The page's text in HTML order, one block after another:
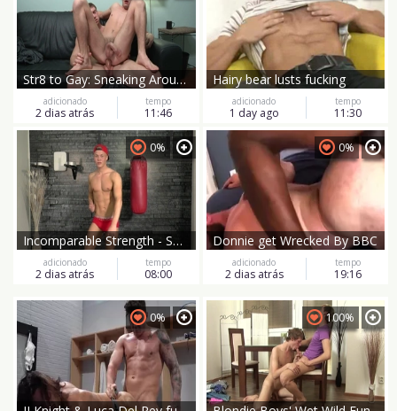
Str8 to Gay: Sneaking Around
adicionado
2 dias atrás
tempo
11:46
Hairy bear lusts fucking
adicionado
1 day ago
tempo
11:30
Incomparable Strength - Solo Thrill
0%
adicionado
2 dias atrás
tempo
08:00
Donnie get Wrecked By BBC
0%
adicionado
2 dias atrás
tempo
19:16
0% 100%